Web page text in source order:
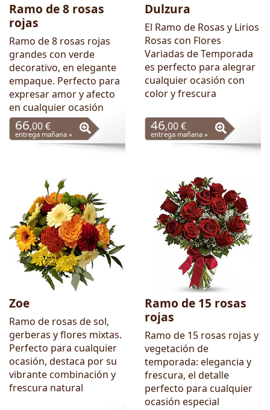
Ramo de 8 rosas
rojas
Ramo de 8 rosas rojas
grandes con verde
decorativo, en elegante
empaque. Perfecto para
expresar amor y afecto
en cualquier ocasión
66,00 €
entrega mañana »
Dulzura
El Ramo de Rosas y Lirios
Rosas con Flores
Variadas de Temporada
es perfecto para alegrar
cualquier ocasión con
color y frescura
46,00 €
entrega mañana »
Zoe
Ramo de rosas de sol,
gerberas y flores mixtas.
Perfecto para cualquier
ocasión, destaca por su
vibrante combinación y
frescura natural
Ramo de 15 rosas
rojas
Ramo de 15 rosas rojas y
vegetación de
temporada: elegancia y
frescura, el detalle
perfecto para cualquier
ocasión especial